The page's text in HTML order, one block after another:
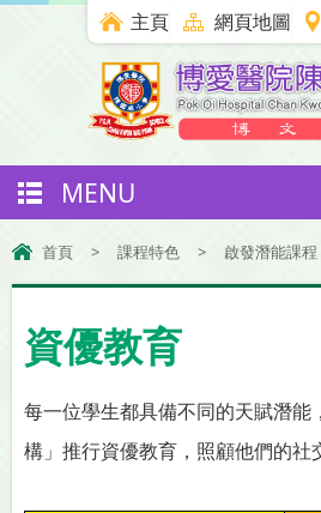
主頁 網頁地圖
MENU
首頁 > 課程特色 > 啟發潛能課程
資優教育
每一位學生都具備不同的天賦潛能
構」推行資優教育，照顧他們的社